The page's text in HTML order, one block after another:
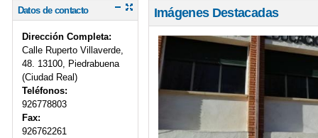
Datos de contacto
Dirección Completa:
Calle Ruperto Villaverde,
48. 13100, Piedrabuena
(Ciudad Real)
Teléfonos:
926778803
Fax:
926762261
Imágenes Destacadas